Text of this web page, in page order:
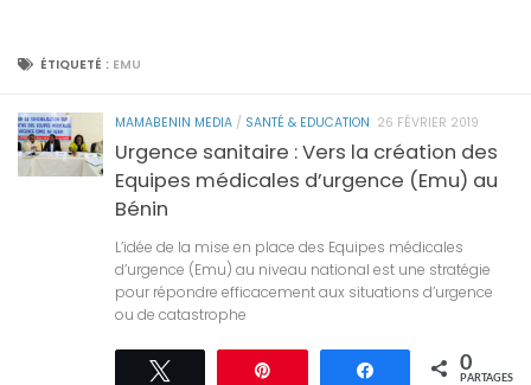
ÉTIQUETÉ : EMU
MAMABENIN MEDIA / SANTÉ & EDUCATION 26 FÉVRIER 2019
Urgence sanitaire : Vers la création des
Equipes médicales d’urgence (Emu) au
Bénin
L’idée de la mise en place des Equipes médicales
d’urgence (Emu) au niveau national est une stratégie
pour répondre efficacement aux situations d’urgence
ou de catastrophe
Partagez 0
PARTAGES